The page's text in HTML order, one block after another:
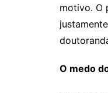
motivo. O
O medo